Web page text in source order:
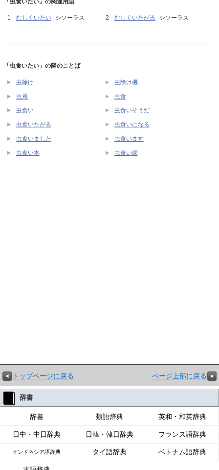
「虫食いたい」の関連用語
むしくいたい シソーラス むしくいたがる シソーラス
「虫食いたい」の隣のことば
虫除け 虫除け機
虫雁 虫食
虫食い 虫食いそうだ
虫食いたがる 虫食いになる
虫食いました 虫食います
虫食い本 虫食い歯
トップページに戻る ページ上部に戻る
辞書
辞書 類語辞典 英和・和英辞典
日中・中日辞典 日韓・韓日辞典 フランス語辞典
インドネシア語辞典 タイ語辞典 ベトナム語辞典